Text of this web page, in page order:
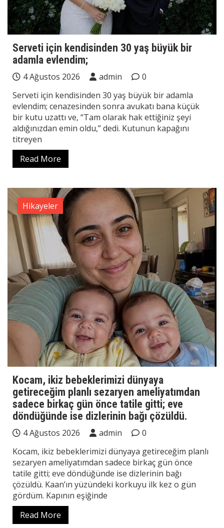
Serveti için kendisinden 30 yaş büyük bir
adamla evlendim;
4 Ağustos 2026 admin
0
Serveti için kendisinden 30 yaş büyük bir adamla
evlendim; cenazesinden sonra avukatı bana küçük
bir kutu uzattı ve, “Tam olarak hak ettiğiniz şeyi
aldığınızdan emin oldu,” dedi. Kutunun kapağını
titreyen
Read More
Hikayeler
Kocam, ikiz bebeklerimizi dünyaya
getireceğim planlı sezaryen ameliyatımdan
sadece birkaç gün önce tatile gitti; eve
döndüğünde ise dizlerinin bağı çözüldü.
4 Ağustos 2026 admin
0
Kocam, ikiz bebeklerimizi dünyaya getireceğim planlı
sezaryen ameliyatımdan sadece birkaç gün önce
tatile gitti; eve döndüğünde ise dizlerinin bağı
çözüldü. Kaan’ın yüzündeki korkuyu ilk kez o gün
gördüm. Kapının eşiğinde
Read More